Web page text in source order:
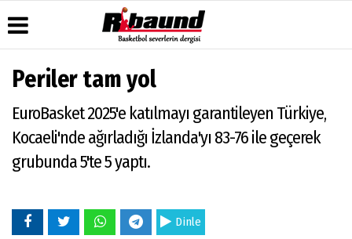
Haber
Arşivi
Gazete
Arşivi
Hava
Durumu
Gazete
Manşetleri
Anketler
Yazarları
Video
Galeri
İletişim
Çerez
Periler tam yol
EuroBasket 2025'e katılmayı garantileyen Türkiye,
Kocaeli'nde ağırladığı İzlanda'yı 83-76 ile geçerek
grubunda 5'te 5 yaptı.
Dinle